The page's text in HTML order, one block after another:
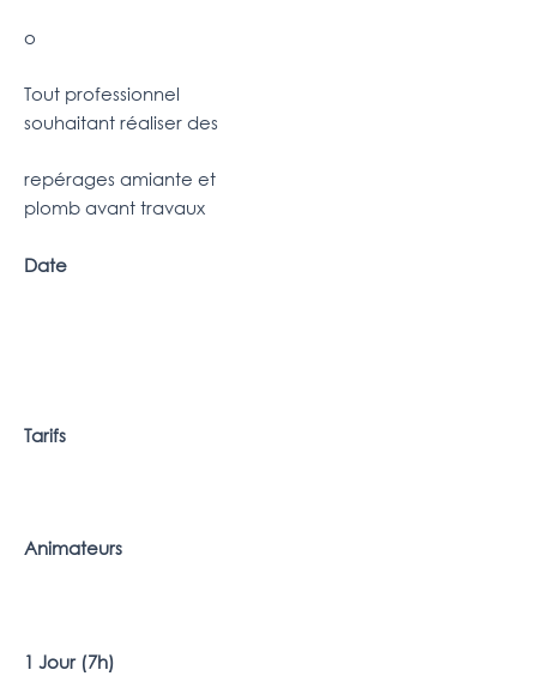
o
Tout professionnel
souhaitant réaliser des
repérages amiante et
plomb avant travaux
Date
Tarifs
Animateurs
1 Jour (7h)